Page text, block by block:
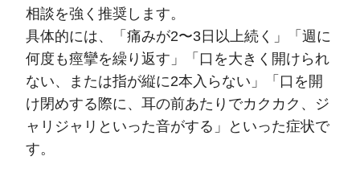
相談を強く推奨します。
具体的には、「痛みが2〜3日以上続く」「週に
何度も痙攣を繰り返す」「口を大きく開けられ
ない、または指が縦に2本入らない」「口を開
け閉めする際に、耳の前あたりでカクカク、ジ
ャリジャリといった音がする」といった症状で
す。